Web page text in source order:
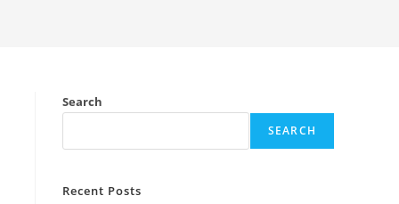
Search
SEARCH
Recent Posts